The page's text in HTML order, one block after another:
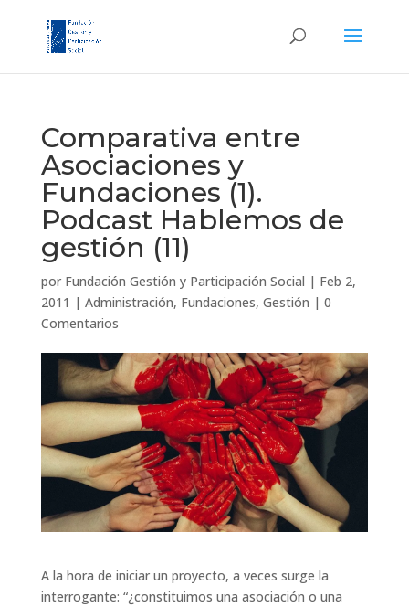
Comparativa entre
Asociaciones y
Fundaciones (1).
Podcast Hablemos de
gestión (11)
por Fundación Gestión y Participación Social | Feb 2,
2011 | Administración, Fundaciones, Gestión | 0
Comentarios
A la hora de iniciar un proyecto, a veces surge la
interrogante: “¿constituimos una asociación o una